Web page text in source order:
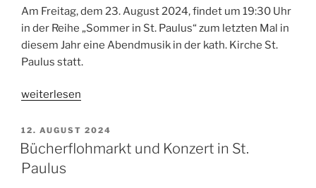
Am Freitag, dem 23. August 2024, findet um 19:30 Uhr
in der Reihe „Sommer in St. Paulus“ zum letzten Mal in
diesem Jahr eine Abendmusik in der kath. Kirche St.
Paulus statt.
„Letztes
im
„Sommer
in
weiterlesen
VERÖFFENTLICHT
AM
12. AUGUST 2024
Bücherflohmarkt und Konzert in St.
Paulus